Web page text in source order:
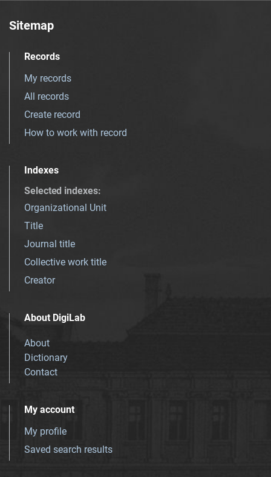
Sitemap
Records
My records
All records
Create record
How to work with record
Indexes
Selected indexes:
Organizational Unit
Title
Journal title
Collective work title
Creator
About DigiLab
About
Dictionary
Contact
My account
My profile
Saved search results